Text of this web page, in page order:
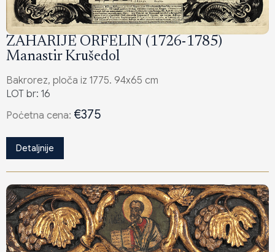
ZAHARIJE ORFELIN (1726-1785)
Manastir Krušedol
Bakrorez, ploča iz 1775. 94x65 cm
LOT br: 16
Poċetna cena: €375
Detaljnije